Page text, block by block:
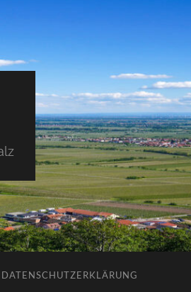
DATENSCHUTZERKLÄRUNG